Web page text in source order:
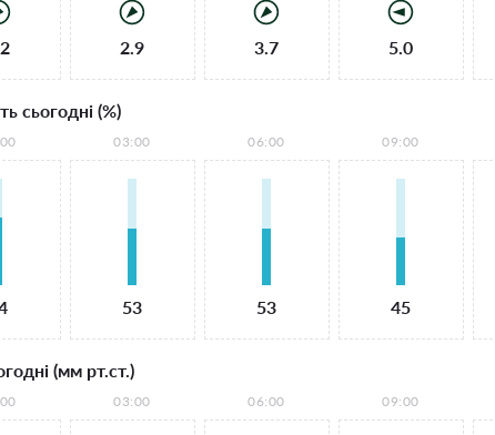
2.9 3.7 5.0
сьогодні (%)
03:00
53
06:00
53
09:00
45
(мм рт.ст.)
03:00 06:00 09:00